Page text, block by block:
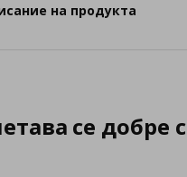
на продукта
се добре с